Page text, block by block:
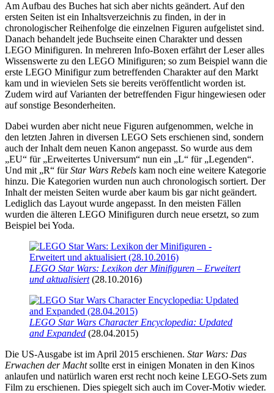
Am Aufbau des Buches hat sich aber nichts geändert. Auf den
ersten Seiten ist ein Inhaltsverzeichnis zu finden, in der in
chronologischer Reihenfolge die einzelnen Figuren aufgelistet sind.
Danach behandelt jede Buchseite einen Charakter und dessen
LEGO Minifiguren. In mehreren Info-Boxen erfährt der Leser alles
Wissenswerte zu den LEGO Minifiguren; so zum Beispiel wann die
erste LEGO Minifigur zum betreffenden Charakter auf den Markt
kam und in wievielen Sets sie bereits veröffentlicht worden ist.
Zudem wird auf Varianten der betreffenden Figur hingewiesen oder
auf sonstige Besonderheiten.
Dabei wurden aber nicht neue Figuren aufgenommen, welche in
den letzten Jahren in diversen LEGO Sets erschienen sind, sondern
auch der Inhalt dem neuen Kanon angepasst. So wurde aus dem
„EU“ für „Erweitertes Universum“ nun ein „L“ für „Legenden“.
Und mit „R“ fürStar Wars Rebels kam noch eine weitere Kategorie
hinzu. Die Kategorien wurden nun auch chronologisch sortiert. Der
Inhalt der meisten Seiten wurde aber kaum bis gar nicht geändert.
Lediglich das Layout wurde angepasst. In den meisten Fällen
wurden die älteren LEGO Minifiguren durch neue ersetzt, so zum
Beispiel bei Yoda.
LEGO Star Wars: Lexikon der Minifiguren – Erweitert
und aktualisiert(28.10.2016)
LEGO Star Wars Character Encyclopedia: Updated
and Expanded (28.04.2015)
Die US-Ausgabe ist im April 2015 erschienen. Star Wars: Das
Erwachen der Machtsollte erst in einigen Monaten in den Kinos
anlaufen und natürlich waren erst recht noch keine LEGO-Sets zum
Film zu erschienen. Dies spiegelt sich auch im Cover-Motiv wieder.